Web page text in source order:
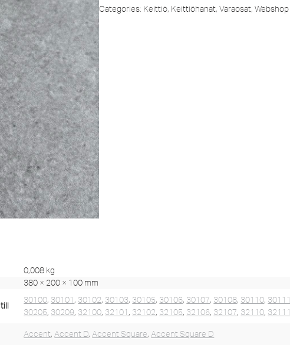
Categories: Keittiö, Keittiöhanat, Varaosat, Webshop
0,008 kg
380 × 200 × 100 mm
30100, 30101 , 30102, 30103, 30105, 30106, 30107, 30108, 30110, 30111
30205, 30209, 32100, 32101 , 32102, 32105, 32106, 32107, 32110, 32111
Accent,Accent D,Accent Square,Accent Square D